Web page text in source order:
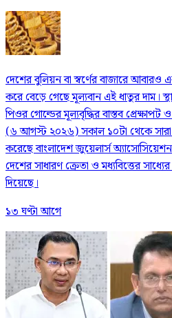
দেশের বুলিয়ন বা স্বর্ণের বাজারে
করে বেড়ে গেছে মূল্যবান এই ধাতুর দাম।
পিওর গোল্ডের মূল্যবৃদ্ধির বাস্তব
(৬ আগস্ট ২০২৬) সকাল ১০টা থেকে সারা
করেছে বাংলাদেশ জুয়েলার্স
দেশের সাধারণ ক্রেতা ও মধ্যবিত্তের
দিয়েছে।
১৩ ঘণ্টা আগে